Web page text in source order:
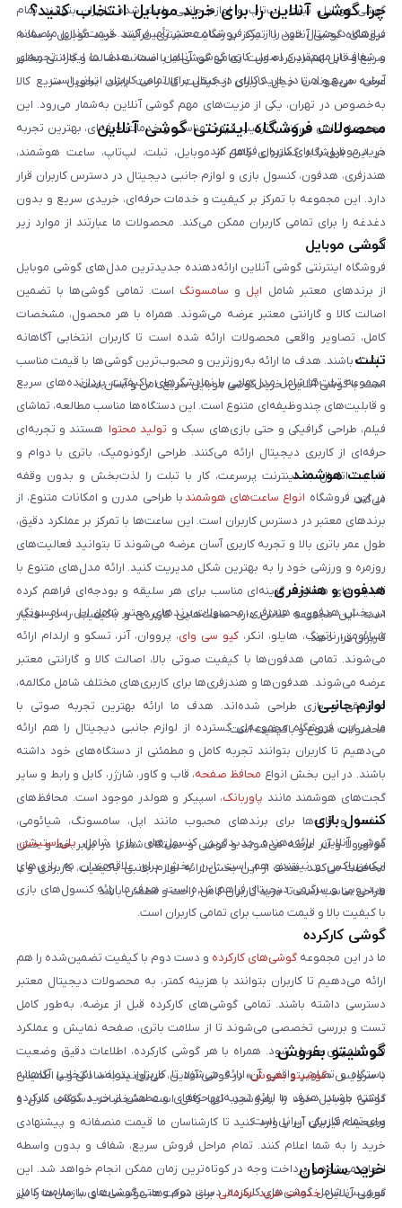
گوشی موبایل، تبلت، لپ‌تاپ و لوازم جانبی باعث شده کاربران بتوانند تمام
نیازهای دیجیتال خود را از یک فروشگاه معتبر تأمین کنند. قیمت‌گذاری منصفانه
و شفاف از مهم‌ترین اصول کاری گوشی آنلاین است. هدف ما ایجاد تجربه‌ای
آسان، سریع و امن در خرید کالای دیجیتال برای تمامی کاربران ایرانی است.
چرا گوشی آنلاین را برای خرید موبایل انتخاب کنید؟
فروشگاه گوشی آنلاین با تمرکز بر رضایت مشتری، فرآیند خرید موبایل را ساده،
سریع و قابل اعتماد کرده است. تمامی گوشی‌ها با ضمانت اصالت و گارانتی معتبر
عرضه می‌شوند تا خیال کاربران از کیفیت کالا راحت باشد. تحویل سریع کالا
به‌خصوص در تهران، یکی از مزیت‌های مهم گوشی آنلاین به‌شمار می‌رود. این
مجموعه تلاش می‌کند با ترکیب قیمت مناسب و خدمات حرفه‌ای، بهترین تجربه
خرید موبایل را برای کاربران فراهم کند.
محصولات فروشگاه اینترنتی گوشی آنلاین
در این فروشگاه گستره‌ای کامل از موبایل، تبلت، لپ‌تاپ، ساعت هوشمند،
هندزفری، هدفون، کنسول بازی و لوازم جانبی دیجیتال در دسترس کاربران قرار
دارد. این مجموعه با تمرکز بر کیفیت و خدمات حرفه‌ای، خریدی سریع و بدون
دغدغه را برای تمامی کاربران ممکن می‌کند. محصولات ما عبارتند از موارد زیر
است:
گوشی موبایل
فروشگاه اینترنتی گوشی آنلاین ارائه‌دهنده جدیدترین مدل‌های گوشی موبایل
از برندهای معتبر شامل اپل و سامسونگ است. تمامی گوشی‌ها با تضمین
اصالت کالا و گارانتی معتبر عرضه می‌شوند. همراه با هر محصول، مشخصات
کامل، تصاویر واقعی محصولات ارائه شده است تا کاربران انتخابی آگاهانه
داشته باشند. هدف ما ارائه به‌روزترین و محبوب‌ترین گوشی‌ها با قیمت مناسب
است. با گوشی آنلاین، خرید گوشی موبایل سریع، امن و آسان است.
تبلت
مجموعه تبلت‌ها شامل مدل‌هایی با نمایشگرهای باکیفیت، پردازنده‌های سریع
و قابلیت‌های چندوظیفه‌ای متنوع است. این دستگاه‌ها مناسب مطالعه، تماشای
فیلم، طراحی گرافیکی و حتی بازی‌های سبک و تولید محتوا هستند و تجربه‌ای
حرفه‌ای از کاربری دیجیتال ارائه می‌کنند. طراحی ارگونومیک، باتری با دوام و
قابلیت اتصال به اینترنت پرسرعت، کار با تبلت را لذت‌بخش و بدون وقفه
می‌کند.
ساعت هوشمند
در این فروشگاه انواع ساعت‌های هوشمند با طراحی مدرن و امکانات متنوع، از
برندهای معتبر در دسترس کاربران است. این ساعت‌ها با تمرکز بر عملکرد دقیق،
طول عمر باتری بالا و تجربه کاربری آسان عرضه می‌شوند تا بتوانید فعالیت‌های
روزمره و ورزشی خود را به بهترین شکل مدیریت کنید. ارائه مدل‌های متنوع با
قابلیت‌های متفاوت، گزینه‌ای مناسب برای هر سلیقه و بودجه‌ای فراهم کرده
است. این مجموعه تلاش دارد ساعت‌هایی کاربردی و باکیفیت را در اختیار
کاربران قرار دهد.
هدفون و هندزفری
در بخش هدفون و هندزفری، محصولات برندهای معتبر شامل اپل، سامسونگ،
شیائومی، ناتینگ، هایلو، انکر، کیو سی وای، پرووان، آنر، تسکو و ارلدام ارائه
می‌شوند. تمامی هدفون‌ها با کیفیت صوتی بالا، اصالت کالا و گارانتی معتبر
عرضه می‌شوند. هدفون‌ها و هندزفری‌ها برای کاربری‌های مختلف شامل مکالمه،
موسیقی و بازی طراحی شده‌اند. هدف ما ارائه بهترین تجربه صوتی با
محصولات متنوع و باکیفیت است.
لوازم جانبی
ما در این فروشگاه مجموعه‌ای گسترده از لوازم جانبی دیجیتال را هم ارائه
می‌دهیم تا کاربران بتوانند تجربه کامل و مطمئنی از دستگاه‌های خود داشته
باشند. در این بخش انواع محافظ صفحه، قاب و کاور، شارژر، کابل و رابط و سایر
گجت‌های هوشمند مانند پاوربانک، اسپیکر و هولدر موجود است. محافظ‌های
صفحه و قاب‌ها برای برندهای محبوب مانند اپل، سامسونگ، شیائومی،
موتورولا و آنر عرضه می‌شوند و گوشی و دستگاه شما را در برابر خط و خش
محافظت می‌کنند. هدف از این بخش ارائه لوازم جانبی باکیفیت، کاربردی و با
طراحی مناسب است تا خرید کاربران کامل، راحت و مطمئن باشد.
کنسول بازی
گوشی آنلاین ارائه‌دهنده جدیدترین کنسول‌های بازی شامل پلی‌استیشن،
ایکس‌باکس و نینتندو هم است. این بخش برای علاقه‌مندان به بازی‌های
ویدیویی و سرگرمی دیجیتال فراهم شده است. هدف ما ارائه کنسول‌های بازی
با کیفیت بالا و قیمت مناسب برای تمامی کاربران است.
گوشی کارکرده
ما در این مجموعه گوشی‌های کارکرده و دست دوم با کیفیت تضمین‌شده را هم
ارائه می‌دهیم تا کاربران بتوانند با هزینه کمتر، به محصولات دیجیتال معتبر
دسترسی داشته باشند. تمامی گوشی‌های کارکرده قبل از عرضه، به‌طور کامل
تست و بررسی تخصصی می‌شوند تا از سلامت باتری، صفحه نمایش و عملکرد
فنی اطمینان حاصل شود. همراه با هر گوشی کارکرده، اطلاعات دقیق وضعیت
دستگاه و تصاویر واقعی آن ارائه می‌شود تا کاربران بتوانند انتخابی آگاهانه
داشته باشند. هدف ما ارائه تجربه‌ای حرفه‌ای و مطمئن از خرید گوشی کارکرده
برای تمام کاربران ایرانی است.
گوشیتو بفروش
با سرویس «گوشیتو بفروش» در گوشی آنلاین، می‌توانید به‌سادگی و با اطمینان
گوشی موبایل خود را بفروشید. تنها کافی است مشخصات دستگاه، مدل و
وضعیت فیزیکی آن را وارد کنید تا کارشناسان ما قیمت منصفانه و پیشنهادی
خرید را به شما اعلام کنند. تمام مراحل فروش سریع، شفاف و بدون واسطه
انجام می‌شود و پرداخت وجه در کوتاه‌ترین زمان ممکن انجام خواهد شد. این
سرویس شامل گوشی‌های کارکرده، دست دوم و حتی گوشی‌های با سلامت کامل
خرید سازمان
گوشی آنلاینخدمات خرید سازمانیبرای شرکت‌ها، مؤسسات و سازمان‌ها را نیز